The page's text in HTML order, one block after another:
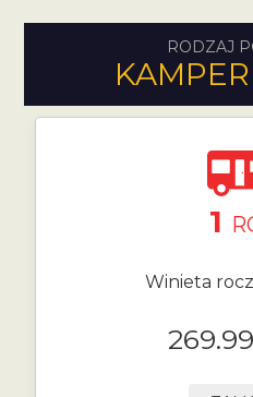
RODZAJ
1
Winieta